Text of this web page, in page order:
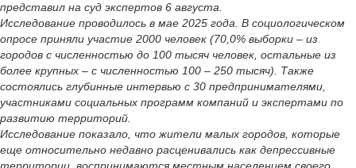
представил на суд экспертов 6 августа.
Исследование проводилось в мае 2025 года. В социологическом
опросе приняли участие 2000 человек (70,0% выборки – из
городов с численностью до 100 тысяч человек, остальные из
более крупных – с численностью 100 – 250 тысяч). Также
состоялись глубинные интервью с 30 предпринимателями,
участниками социальных программ компаний и экспертами по
развитию территорий.
Исследование показало, что жители малых городов, которые
еще относительно недавно расценивались как депрессивные